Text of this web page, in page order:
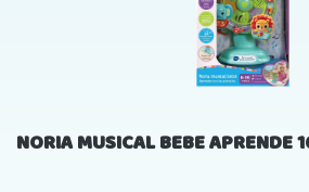
NORIA MUSICAL BEBE